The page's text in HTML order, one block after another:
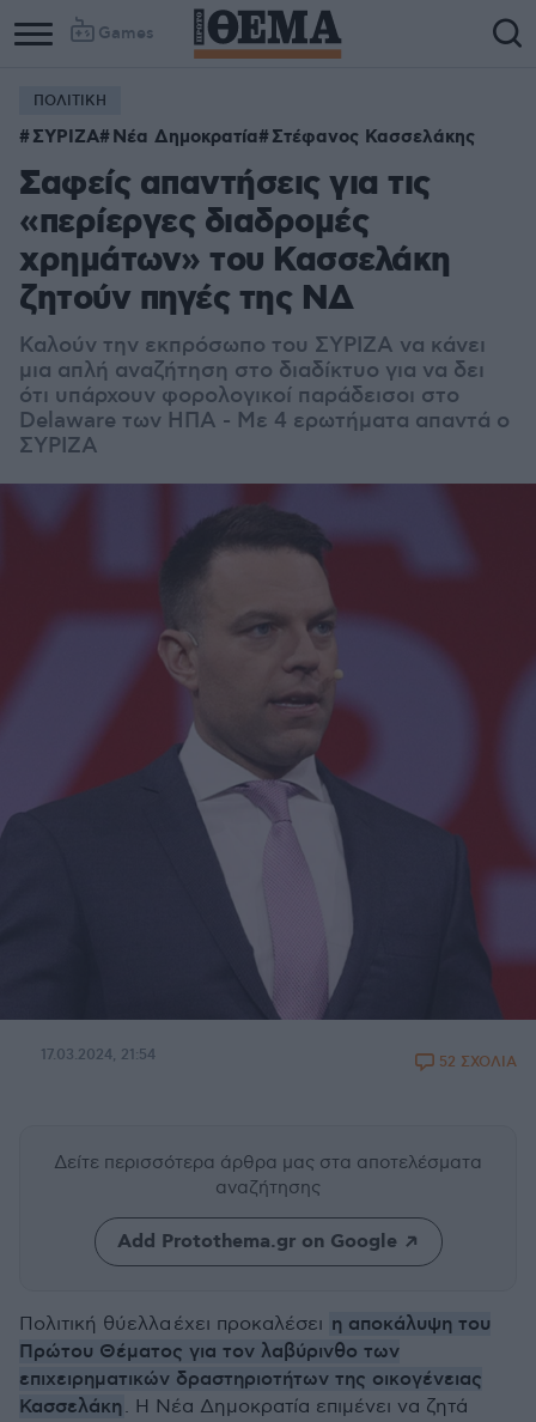
Games
ΠΟΛΙΤΙΚΗ
ΣΥΡΙΖΑ Νέα Δημοκρατία Στέφανος Κασσελάκης
Σαφείς απαντήσεις για τις
«περίεργες διαδρομές
χρημάτων» του Κασσελάκη
ζητούν πηγές της ΝΔ
Καλούν την εκπρόσωπο του ΣΥΡΙΖΑ να κάνει
μια απλή αναζήτηση στο διαδίκτυο για να δει
ότι υπάρχουν φορολογικοί παράδεισοι στο
Delaware των ΗΠΑ - Με 4 ερωτήματα απαντά ο
ΣΥΡΙΖΑ
17.03.2024, 21:54 52 ΣΧΟΛΙΑ
Δείτε περισσότερα άρθρα μας στα αποτελέσματα
αναζήτησης
Add Protothema.gr on Google
Πολιτική θύελλα έχει προκαλέσει η αποκάλυψη του
Πρώτου Θέματος για τον λαβύρινθο των
επιχειρηματικών δραστηριοτήτων της οικογένειας
Κασσελάκη. Η Νέα Δημοκρατία επιμένει να ζητά